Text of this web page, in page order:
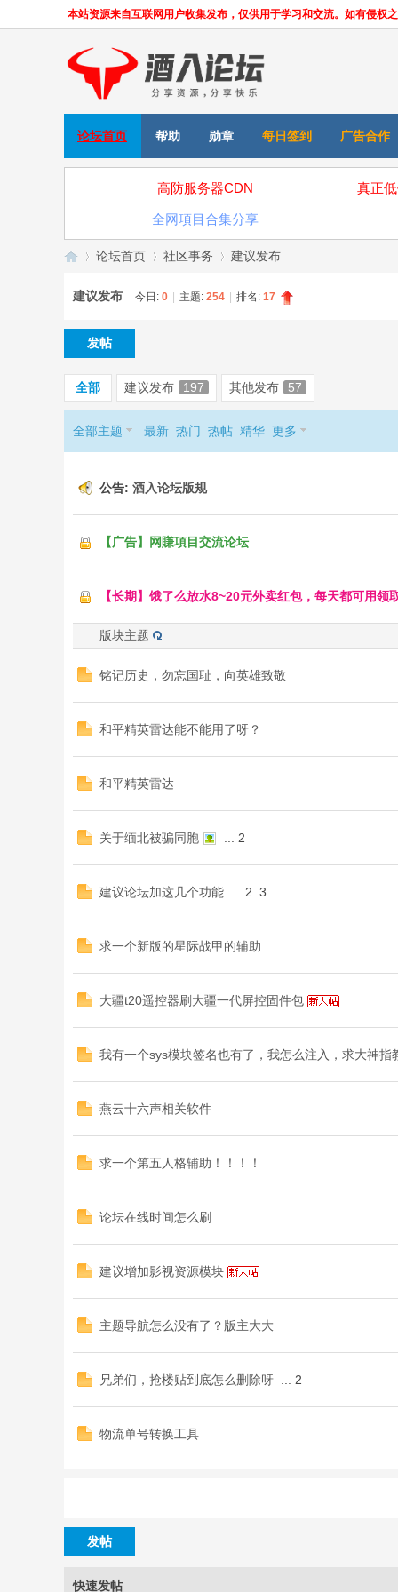
本站资源来自互联网用户收集发布，仅供用于学习和交流。如有侵
论坛首页 帮助 勋章 每日签到 广告合作
高防服务器CDN 真正
全网項目合集分享
»
论坛首页 社区事务 建议发布
建议发布 今日: 0 主题: 254 排名: 17
发帖
全部 建议发布 197 其他发布 57
全部主题 最新 热门 热帖 精华 更多
公告: 酒入论坛版规
【广告】网賺項目交流论坛
【长期】饿了么放水8~20元外卖红包，每天都可用领
版块主题
铭记历史，勿忘国耻，向英雄致敬
和平精英雷达能不能用了呀？
和平精英雷达
关于缅北被骗同胞 2
建议论坛加这几个功能 2 3
求一个新版的星际战甲的辅助
大疆t20遥控器刷大疆一代屏控固件包
我有一个sys模块签名也有了，我怎么注入，求大神指
燕云十六声相关软件
求一个第五人格辅助！！！！
论坛在线时间怎么刷
建议增加影视资源模块
主题导航怎么没有了？版主大大
兄弟们，抢楼贴到底怎么删除呀 2
物流单号转换工具
发帖
快速发帖